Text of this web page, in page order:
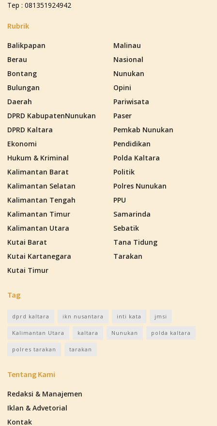
Tep : 081351924942
Rubrik
Balikpapan
Berau
Bontang
Bulungan
Daerah
DPRD KabupatenNunukan
DPRD Kaltara
Ekonomi
Hukum & Kriminal
Kalimantan Barat
Kalimantan Selatan
Kalimantan Tengah
Kalimantan Timur
Kalimantan Utara
Kutai Barat
Kutai Kartanegara
Kutai Timur
Malinau
Nasional
Nunukan
Opini
Pariwisata
Paser
Pemkab Nunukan
Pendidikan
Polda Kaltara
Politik
Polres Nunukan
PPU
Samarinda
Sebatik
Tana Tidung
Tarakan
Tag
dprd kaltara ikn nusantara inti kata jmsi
Kalimantan Utara kaltara Nunukan polda kaltara
polres tarakan tarakan
Tentang Kami
Redaksi & Manajemen
Iklan & Advetorial
Kontak